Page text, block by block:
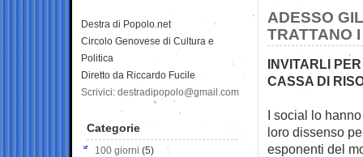
ADESSO
TRATTANO
INVITARLI
CASSA DI
I social lo
loro dissenso
esponenti del
Destra di Popolo.net
Circolo Genovese di Cultura e
Politica
Diretto da Riccardo Fucile
Scrivici: destradipopolo@gmail.com
Categorie
100 giorni (5)